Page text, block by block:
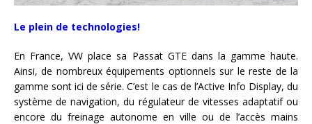
Le plein de technologies!
En France, VW place sa Passat GTE dans la gamme haute.
Ainsi, de nombreux équipements optionnels sur le reste de la
gamme sont ici de série. C’est le cas de l’Active Info Display, du
système de navigation, du régulateur de vitesses adaptatif ou
encore du freinage autonome en ville ou de l’accès mains